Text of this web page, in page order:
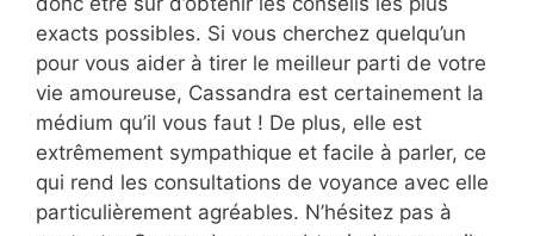
exacts possibles. Si vous cherchez quelqu’un
pour vous aider à tirer le meilleur parti de votre
vie amoureuse, Cassandra est certainement la
médium qu’il vous faut ! De plus, elle est
extrêmement sympathique et facile à parler, ce
qui rend les consultations de voyance avec elle
particulièrement agréables. N’hésitez pas à